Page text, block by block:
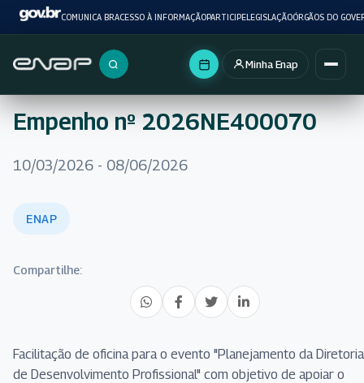
COMUNICA BRACESSO À INFORMAÇÃOPARTICIPELEGISLAÇÃOÓRGÃOS DO
Buscar no portal
Minha Enap
Empenho nº 2026NE400070
10/03/2026 - 08/06/2026
ENAP
Compartilhe:
Facilitação de oficina para o evento "Planejamento da Diretoria
de Desenvolvimento Profissional" com objetivo de apoiar o